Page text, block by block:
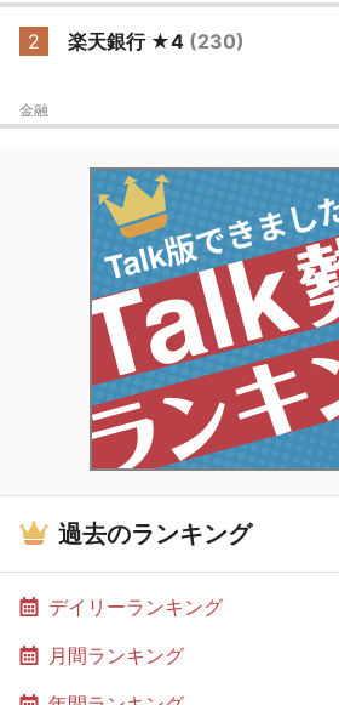
2 楽天銀行 ★4 (230)
金融
過去のランキング
デイリーランキング
月間ランキング